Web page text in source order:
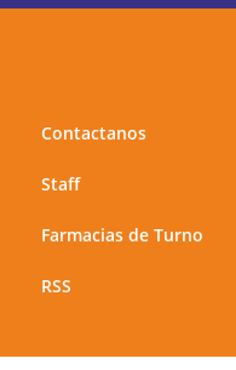
Contactanos
Staff
Farmacias de Turno
RSS